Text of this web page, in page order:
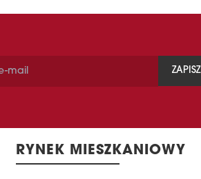
ZAPISZ
RYNEK MIESZKANIOWY